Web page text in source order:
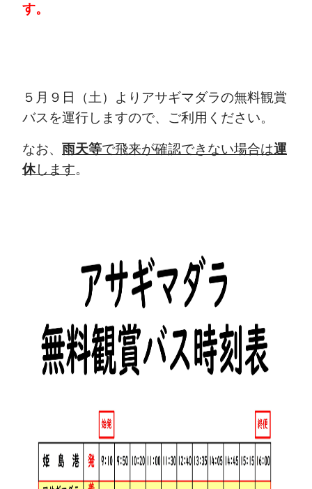
す。
５月９日（土）よりアサギマダラの無料観賞
バスを運行しますので、ご利用ください。
なお、 雨天等で飛来が確認できない場合は運
休します。